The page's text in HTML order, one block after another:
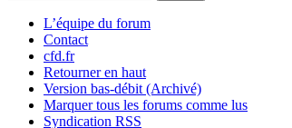
L’équipe du forum
Contact
cfd.fr
Retourner en haut
Version bas-débit (Archivé)
Marquer tous les forums comme lus
Syndication RSS